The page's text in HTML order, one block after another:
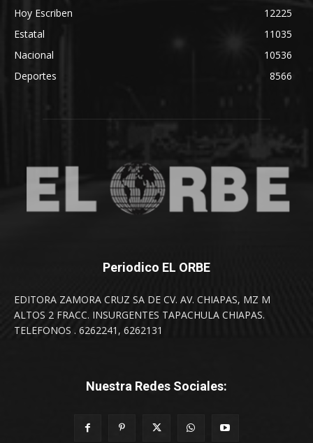
Hoy Escriben
12225
Estatal
11035
Nacional
10536
Deportes
8566
Periodico EL ORBE
EDITORA ZAMORA CRUZ SA DE CV. AV. CHIAPAS, MZ M
ALTOS 2 FRACC. INSURGENTES TAPACHULA CHIAPAS.
TELEFONOS . 6262241, 6262131
Nuestra Redes Sociales: